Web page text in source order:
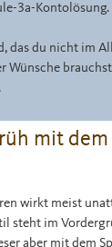
3a-Kontolösung.
das du nicht im
Wünsche
mit dem
wirkt meist
steht im
aber mit dem